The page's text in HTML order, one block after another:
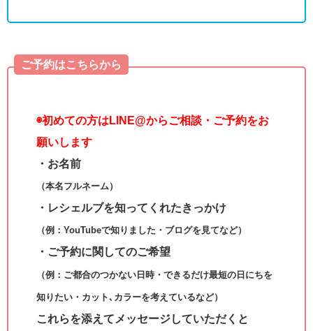
ご予約はこちらから
◉初めての方はLINE@からご相談・ご予約をお
願いします
・お名前
（本名フルネーム）
・レシェルブを知ってくれたきっかけ
（例：YouTubeで知りました・ブログを見てなど）
・ご予約に関してのご希望
（例：ご都合のつかない日時・できるだけ最短の日にちを
知りたい・カット､カラーを考えているなど）
これらを添えてメッセージしていただくと